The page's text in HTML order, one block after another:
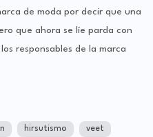
de moda por decir que una
que ahora se líe parda con
responsables de la marca
hirsutismo veet